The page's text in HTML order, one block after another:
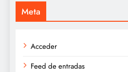
Meta
Acceder
Feed de entradas